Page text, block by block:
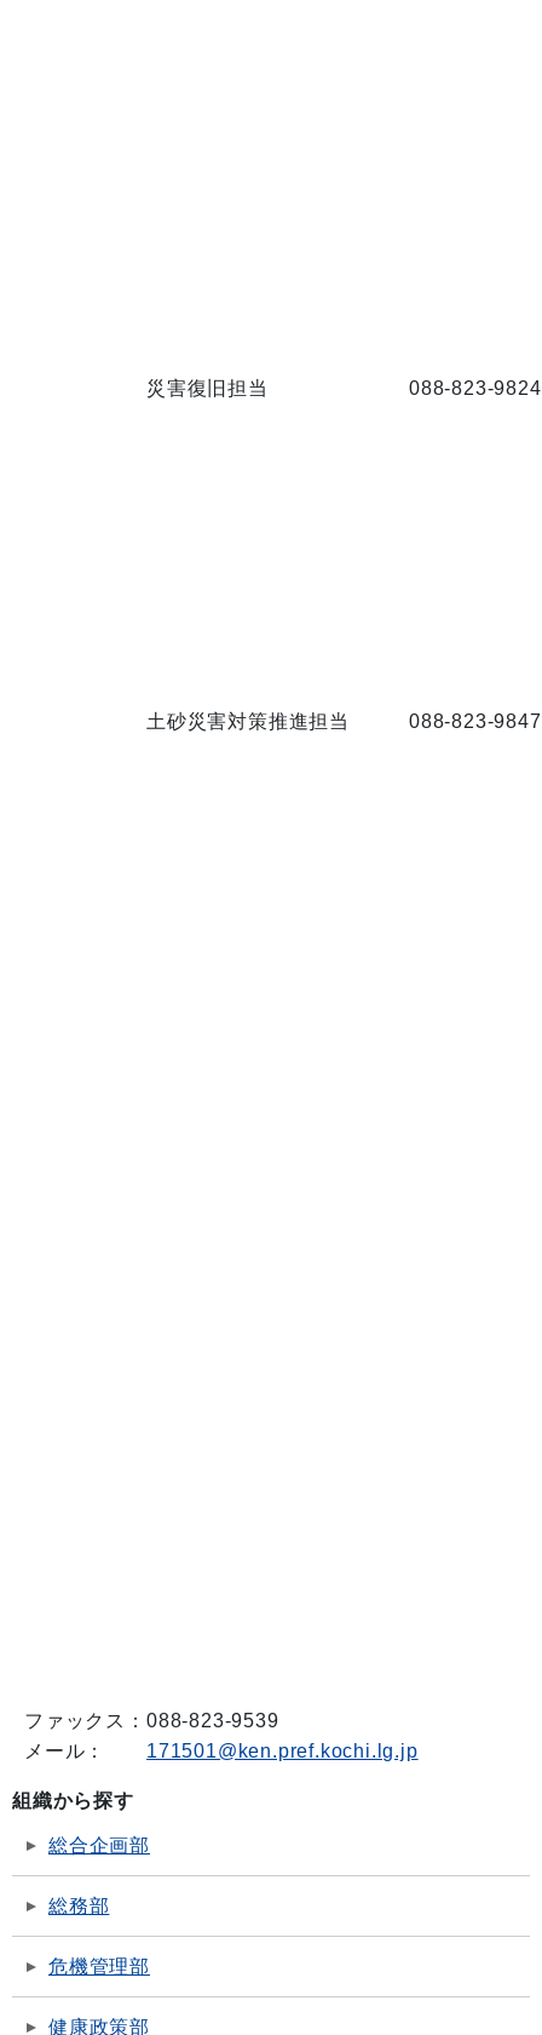
災害復旧担当 088-823-9824
土砂災害対策推進担当 088-823-9847
ファックス： 088-823-9539
メール：
171501@ken.pref.kochi.lg.jp
組織から探す
総合企画部
総務部
危機管理部
健康政策部